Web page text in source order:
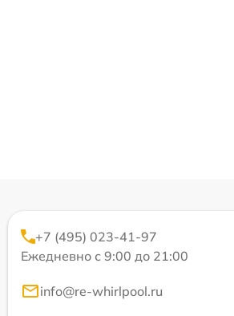
+7 (495) 023-41-97
Ежедневно с 9:00 до 21:00
info@re-whirlpool.ru